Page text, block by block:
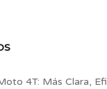
4T: Más Clara,